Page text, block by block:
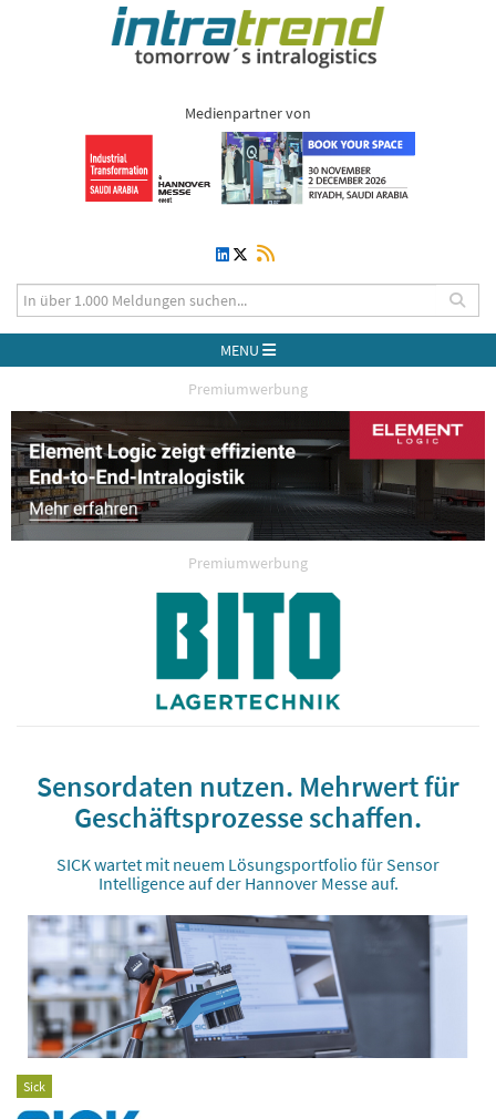
Medienpartner von
MENU
Premiumwerbung
Premiumwerbung
Sensordaten nutzen. Mehrwert für
Geschäftsprozesse schaffen.
SICK wartet mit neuem Lösungsportfolio für Sensor
Intelligence auf der Hannover Messe auf.
Sick